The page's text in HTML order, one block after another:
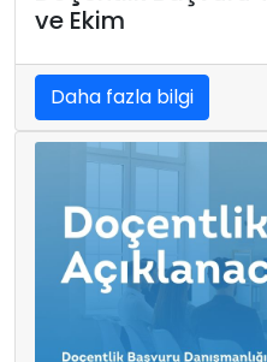
ve Ekim
Daha fazla bilgi